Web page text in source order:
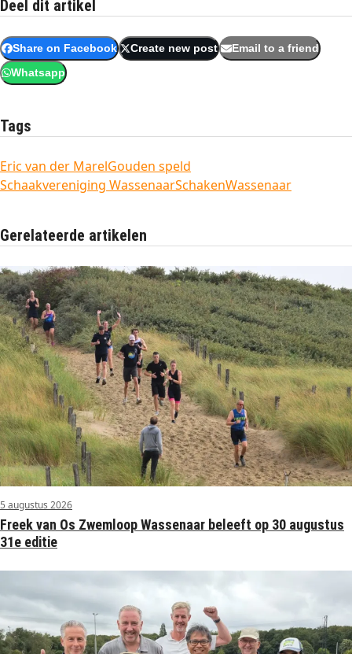
Deel dit artikel
Share on Facebook Create new post Email to a friend
Whatsapp
Tags
Eric van der MarelGouden speld
Schaakvereniging WassenaarSchakenWassenaar
Gerelateerde artikelen
5 augustus 2026
Freek van Os Zwemloop Wassenaar beleeft op 30 augustus
31e editie